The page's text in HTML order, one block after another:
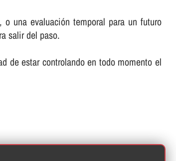
una evaluación temporal para un futuro
salir del paso.
de estar controlando en todo momento el